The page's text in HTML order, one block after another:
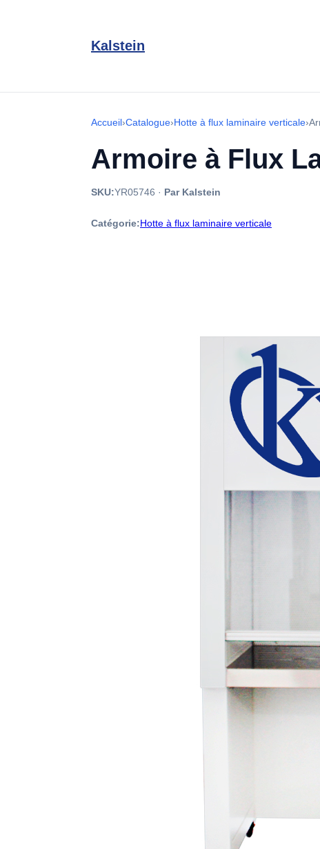
Kalstein
Accueil›Catalogue›Hotte à flux laminaire verticale›
Armoire à Flux
SKU:YR05746 · Par Kalstein
Catégorie:Hotte à flux laminaire verticale